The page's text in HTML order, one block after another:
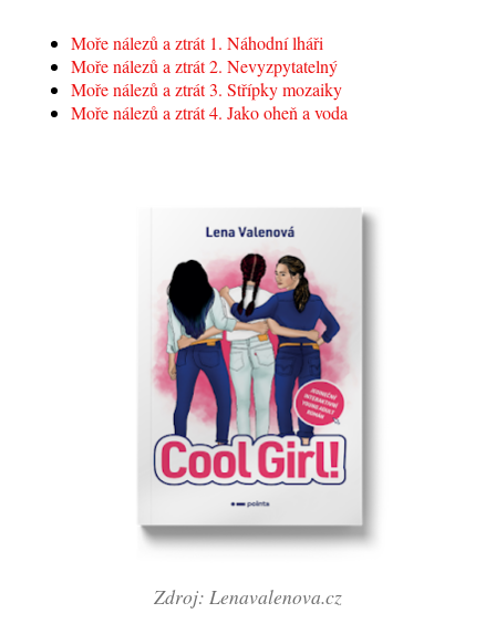
Moře nálezů a ztrát 1. Náhodní lháři
Moře nálezů a ztrát 2. Nevyzpytatelný
Moře nálezů a ztrát 3. Střípky mozaiky
Moře nálezů a ztrát 4. Jako oheň a voda
Zdroj: Lenavalenova.cz